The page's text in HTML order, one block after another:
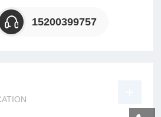
15200399757